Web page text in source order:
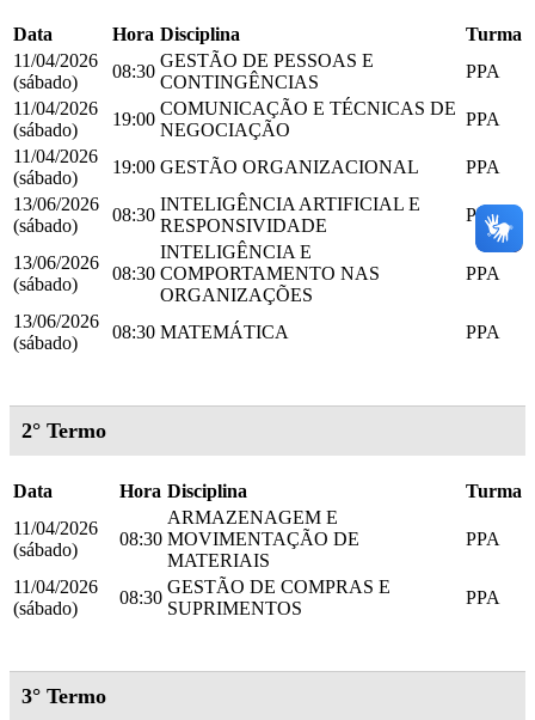
Data Hora Disciplina
Turma
11/04/2026
(sábado)
08:30
GESTÃO DE PESSOAS E
CONTINGÊNCIAS
PPA
11/04/2026
(sábado)
19:00
COMUNICAÇÃO E TÉCNICAS DE
NEGOCIAÇÃO
PPA
11/04/2026
(sábado)
19:00 GESTÃO ORGANIZACIONAL
PPA
13/06/2026
(sábado)
08:30
INTELIGÊNCIA ARTIFICIAL E
RESPONSIVIDADE
PPA
13/06/2026
(sábado)
08:30
INTELIGÊNCIA E
COMPORTAMENTO NAS
ORGANIZAÇÕES
PPA
13/06/2026
(sábado)
08:30 MATEMÁTICA PPA
2° Termo
Data Hora Disciplina
Turma
11/04/2026
(sábado)
08:30
ARMAZENAGEM E
MOVIMENTAÇÃO DE
MATERIAIS
PPA
11/04/2026
(sábado)
08:30
GESTÃO DE COMPRAS E
SUPRIMENTOS
PPA
3° Termo